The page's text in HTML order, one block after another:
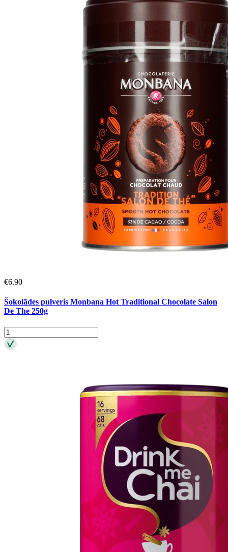
€6.90
Šokolādes pulveris Monbana Hot Traditional Chocolate Salon
De The 250g